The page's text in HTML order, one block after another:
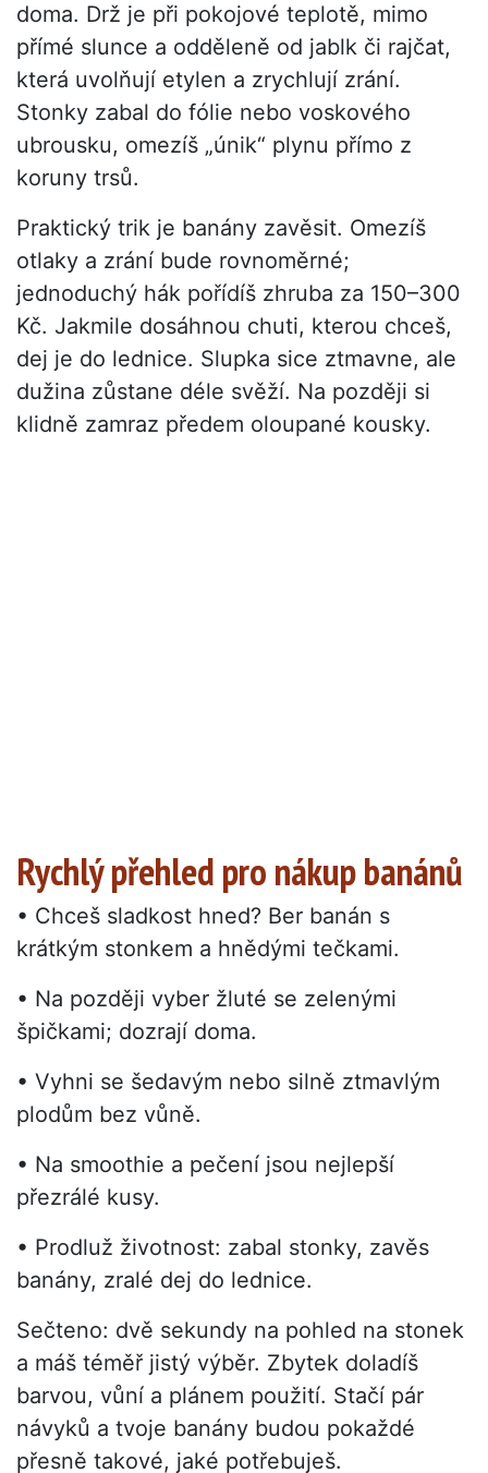
doma. Drž je při pokojové teplotě, mimo
přímé slunce a odděleně od jablk či rajčat,
která uvolňují etylen a zrychlují zrání.
Stonky zabal do fólie nebo voskového
ubrousku, omezíš „únik“ plynu přímo z
koruny trsů.
Praktický trik je banány zavěsit. Omezíš
otlaky a zrání bude rovnoměrné;
jednoduchý hák pořídíš zhruba za 150–300
Kč. Jakmile dosáhnou chuti, kterou chceš,
dej je do lednice. Slupka sice ztmavne, ale
dužina zůstane déle svěží. Na později si
klidně zamraz předem oloupané kousky.
Rychlý přehled pro nákup banánů
• Chceš sladkost hned? Ber banán s
krátkým stonkem a hnědými tečkami.
• Na později vyber žluté se zelenými
špičkami; dozrají doma.
• Vyhni se šedavým nebo silně ztmavlým
plodům bez vůně.
• Na smoothie a pečení jsou nejlepší
přezrálé kusy.
• Prodluž životnost: zabal stonky, zavěs
banány, zralé dej do lednice.
Sečteno: dvě sekundy na pohled na stonek
a máš téměř jistý výběr. Zbytek doladíš
barvou, vůní a plánem použití. Stačí pár
návyků a tvoje banány budou pokaždé
přesně takové, jaké potřebuješ.